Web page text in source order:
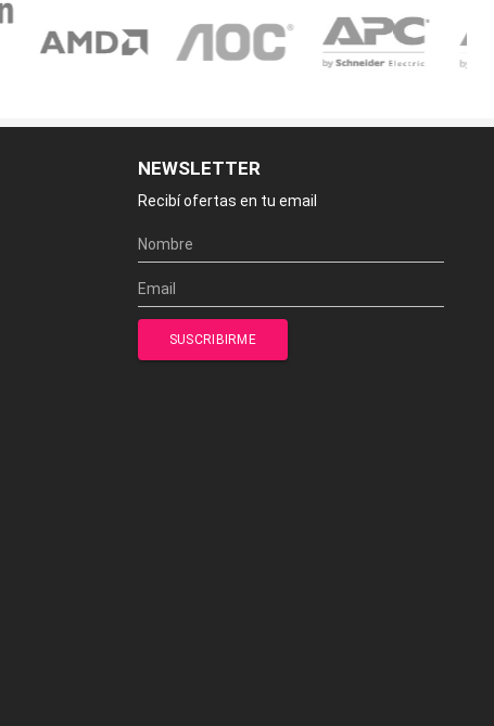
NEWSLETTER
Recibí ofertas en tu email